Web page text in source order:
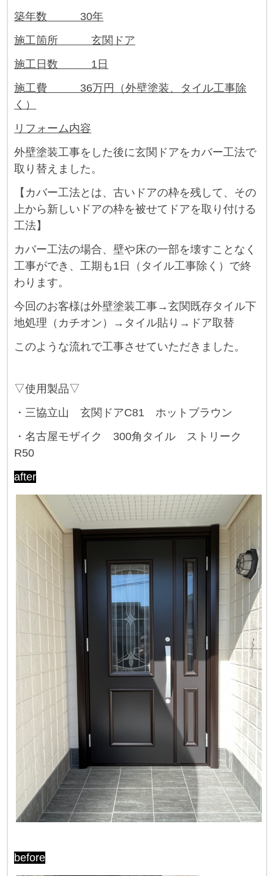
築年数 30年
施工箇所 玄関ドア
施工日数 1日
施工費 36万円（外壁塗装、タイル工事除
く）
リフォーム内容
外壁塗装工事をした後に玄関ドアをカバー工法で
取り替えました。
【カバー工法とは、古いドアの枠を残して、その
上から新しいドアの枠を被せてドアを取り付ける
工法】
カバー工法の場合、壁や床の一部を壊すことなく
工事ができ、工期も1日（タイル工事除く）で終
わります。
今回のお客様は外壁塗装工事→玄関既存タイル下
地処理（カチオン）→タイル貼り→ドア取替
このような流れで工事させていただきました。
▽使用製品▽
・三協立山 玄関ドアC81 ホットブラウン
・名古屋モザイク 300角タイル ストリーク
R50
after
before